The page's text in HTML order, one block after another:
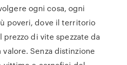
ogni cosa, ogni
poveri, dove il territorio
di vite spezzate da
Senza distinzione